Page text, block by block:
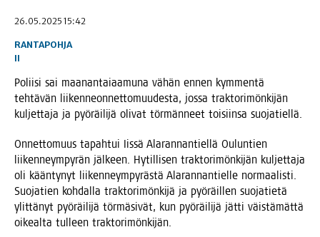
26.05.2025 15:42
RANTAPOHJA
II
Polii­si sai maa­nan­tai­aa­mu­na vähän ennen kym­men­tä
teh­tä­vän lii­ken­neon­net­to­muu­des­ta, jos­sa trak­to­ri­mön­ki­jän
kul­jet­ta­ja ja pyö­räi­li­jä oli­vat tör­män­neet toi­siin­sa suojatiellä.
Onnet­to­muus tapah­tui Iis­sä Ala­ran­nan­tiel­lä Oulun­tien
lii­ken­neym­py­rän jäl­keen. Hytil­li­sen trak­to­ri­mön­ki­jän kul­jet­ta­ja
oli kään­ty­nyt lii­ken­neym­py­räs­tä Ala­ran­nan­tiel­le nor­maa­lis­ti.
Suo­ja­tien koh­dal­la trak­to­ri­mön­ki­jä ja pyö­räil­len suo­ja­tie­tä
ylit­tä­nyt pyö­räi­li­jä tör­mä­si­vät, kun pyö­räi­li­jä jät­ti väis­tä­mät­tä
oikeal­ta tul­leen traktorimönkijän.